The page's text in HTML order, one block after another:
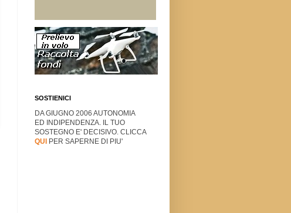
SOSTIENICI
DA GIUGNO 2006 AUTONOMIA
ED INDIPENDENZA. IL TUO
SOSTEGNO E' DECISIVO. CLICCA
QUI
PER SAPERNE DI PIU'